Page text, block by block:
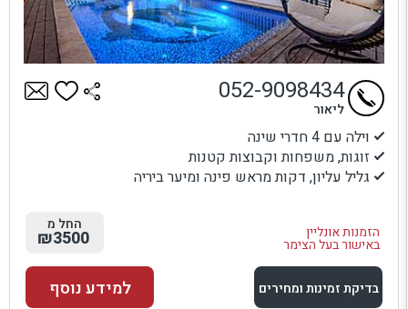
וילה עם 4 חדרי שינה
זוגות, משפחות וקבוצות קטנות
גליל עליון, דקות מראש פינה ומיער ביריה
הזמנות אונליין
באישור בעל הצימר
052-9098434
ליאור
החל מ
₪3500
בדיקת זמינות ומחירים למידע נוסף